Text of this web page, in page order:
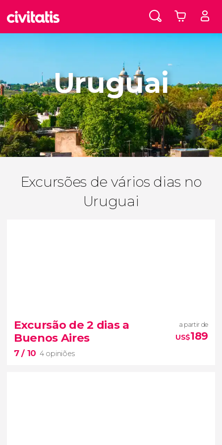
Uruguai
Excursões de vários dias no
Uruguai
Excursão de 2 dias a
Buenos Aires
7/ 10 4 opiniões
a partir de
US$189